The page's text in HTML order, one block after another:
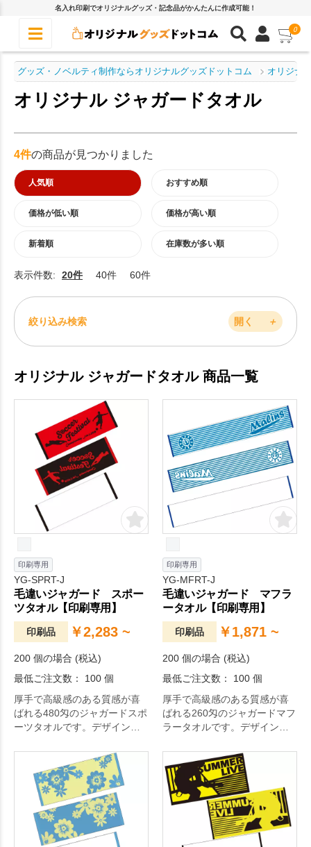
名入れ印刷でオリジナルグッズ・記念品がかんたんに作成可能！
0
グッズ・ノベルティ制作ならオリジナルグッズドットコム オリジナ
オリジナル ジャガードタオル
4件の商品が見つかりました
人気順 おすすめ順
価格が低い順 価格が高い順
新着順 在庫数が多い順
表示件数: 20件 40件 60件
絞り込み検索 開く ＋
オリジナル ジャガードタオル 商品一覧
印刷専用
YG-SPRT-J
毛違いジャガード スポー
ツタオル【印刷専用】
印刷品 ￥2,283 ~
200 個の場合 (税込)
最低ご注文数： 100 個
厚手で高級感のある質感が喜
ばれる480匁のジャガードスポ
ーツタオルです。デザインを
面の両面から楽しむことがで
きます。記念品や販売品、贈
答品にぴったりです。
印刷専用
YG-MFRT-J
毛違いジャガード マフラ
ータオル【印刷専用】
印刷品 ￥1,871 ~
200 個の場合 (税込)
最低ご注文数： 100 個
厚手で高級感のある質感が喜
ばれる260匁のジャガードマフ
ラータオルです。デザインを
面の両面から楽しむことがで
きます。記念品や販売品、贈
答品にぴったりです。